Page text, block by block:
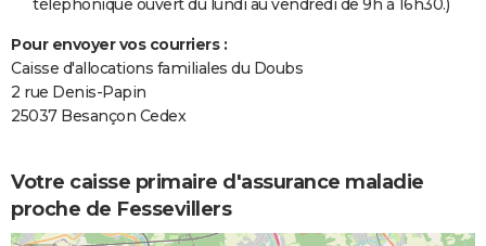
téléphonique ouvert du lundi au vendredi de 9h à 16h30.)
Pour envoyer vos courriers :
Caisse d'allocations familiales du Doubs
2 rue Denis-Papin
25037 Besançon Cedex
Votre caisse primaire d'assurance maladie
proche de Fessevillers